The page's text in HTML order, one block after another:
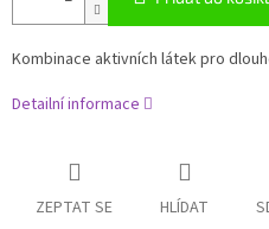
Kombinace aktivních látek pro
Detailní informace
ZEPTAT SE HLÍDAT